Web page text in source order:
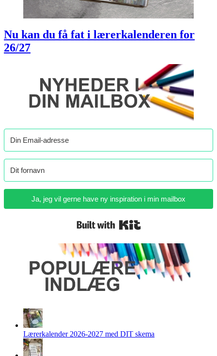
Nu kan du få fat i lærerkalenderen for
26/27
Ja, jeg vil gerne have ny inspiration i min mailbox
Lærerkalender 2026-2027 med DIT skema